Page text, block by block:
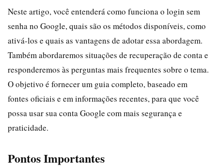
Neste artigo, você entenderá como funciona o login sem
senha no Google, quais são os métodos disponíveis, como
ativá-los e quais as vantagens de adotar essa abordagem.
Também abordaremos situações de recuperação de conta e
responderemos às perguntas mais frequentes sobre o tema.
O objetivo é fornecer um guia completo, baseado em
fontes oficiais e em informações recentes, para que você
possa usar sua conta Google com mais segurança e
praticidade.
Pontos Importantes